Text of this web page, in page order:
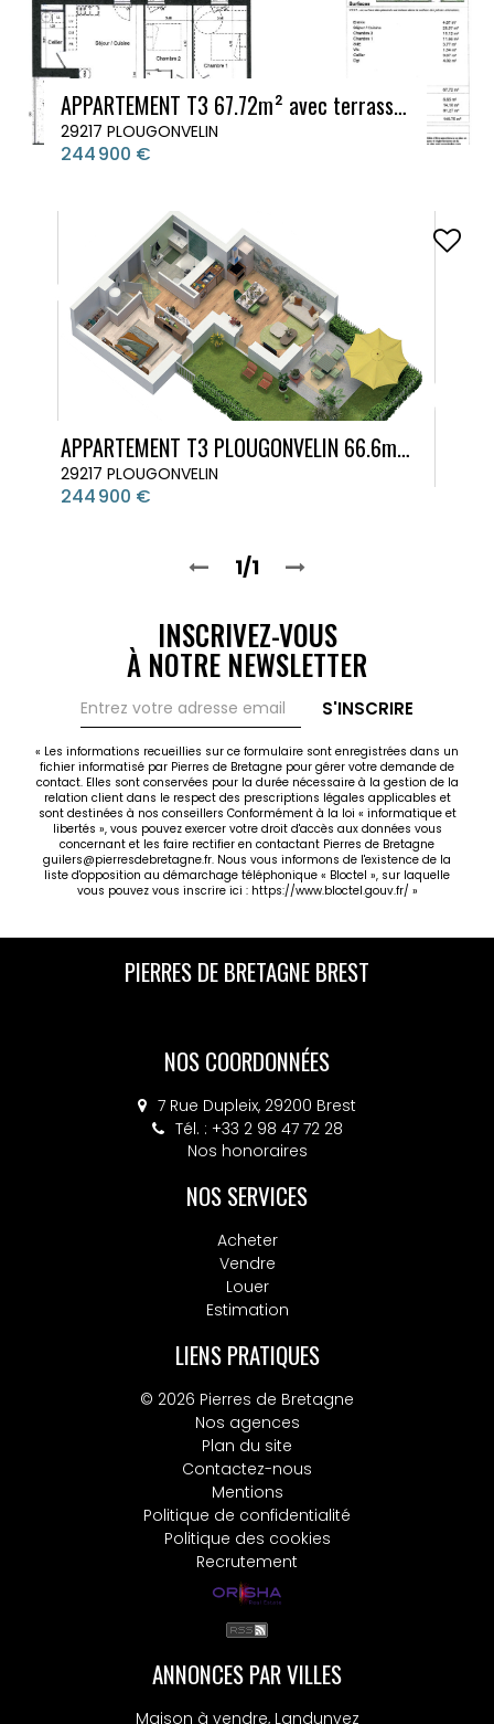
APPARTEMENT T3 67.72m² avec terrasse et jardin privatif
29217 PLOUGONVELIN
244 900 €
APPARTEMENT T3 PLOUGONVELIN 66.6m² avec terrasse et jardin
29217 PLOUGONVELIN
244 900 €
1/1
INSCRIVEZ-VOUS
À NOTRE NEWSLETTER
S'INSCRIRE
« Les informations recueillies sur ce formulaire sont enregistrées dans un
fichier informatisé par Pierres de Bretagne pour gérer votre demande de
contact. Elles sont conservées pour la durée nécessaire à la gestion de la
relation client dans le respect des prescriptions légales applicables et
sont destinées à nos conseillers Conformément à la loi « informatique et
libertés », vous pouvez exercer votre droit d'accès aux données vous
concernant et les faire rectifier en contactant Pierres de Bretagne
guilers@pierresdebretagne.fr. Nous vous informons de l'existence de la
liste d'opposition au démarchage téléphonique « Bloctel », sur laquelle
vous pouvez vous inscrire ici : https://www.bloctel.gouv.fr/ »
PIERRES DE BRETAGNE BREST
NOS COORDONNÉES
7 Rue Dupleix, 29200 Brest
Tél. : +33 2 98 47 72 28
Nos honoraires
NOS SERVICES
Acheter
Vendre
Louer
Estimation
LIENS PRATIQUES
© 2026 Pierres de Bretagne
Nos agences
Plan du site
Contactez-nous
Mentions
Politique de confidentialité
Politique des cookies
Recrutement
ANNONCES PAR VILLES
Maison à vendre, Landunvez